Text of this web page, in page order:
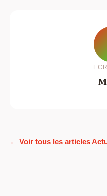
← Voir tous les articles